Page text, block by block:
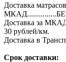
Доставка
Доставка за
30 рублей/км.
Доставка в
Срок доставки: